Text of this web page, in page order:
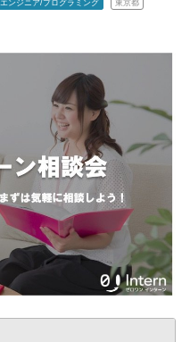
エンジニア/プログラミング 東京都